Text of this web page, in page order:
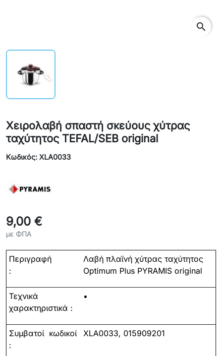
search
Χειρολαβή σπαστή σκεύους χύτρας
ταχύτητος TEFAL/SEB original
Κωδικός: XLA0033
9,00 €
με ΦΠΑ
Περιγραφή
:
Λαβή πλαϊνή χύτρας ταχύτητος
Optimum Plus PYRAMIS original
Τεχνικά
χαρακτηριστικά :
Συμβατοί κωδικοί
:
XLA0033, 015909201